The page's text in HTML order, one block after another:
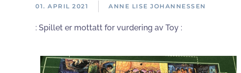
01. APRIL 2021 ANNE LISE JOHANNESSEN
: Spillet er mottatt for vurdering av Toy :